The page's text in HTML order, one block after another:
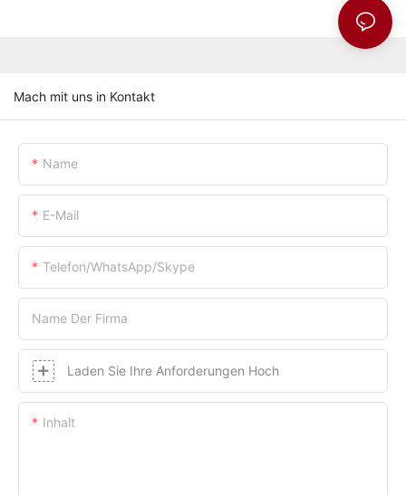
Mach mit uns in Kontakt
Name
E-Mail
Telefon/WhatsApp/Skype
Name Der Firma
Laden Sie Ihre Anforderungen Hoch
Inhalt